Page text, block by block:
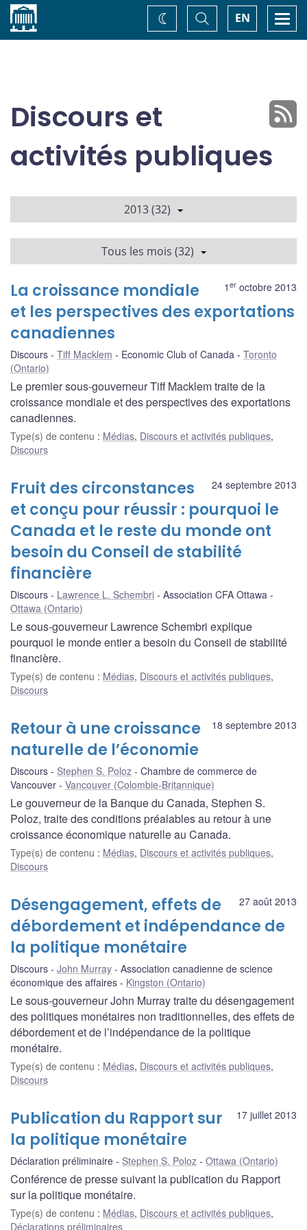
Accueil EN
Basculer
la
recherche
Changez
de
Discours et
activités publiques
2013 (32)
Tous les mois (32)
1 er octobre 2013
La croissance mondiale
et les perspectives des exportations
canadiennes
Discours Tiff Macklem Economic Club of Canada
Toronto
(Ontario)
Le premier sous-gouverneur Tiff Macklem traite de la
croissance mondiale et des perspectives des exportations
canadiennes.
Type(s) de contenu : Médias, Discours et activités publiques,
Discours
24 septembre 2013
Fruit des circonstances
et conçu pour réussir : pourquoi le
Canada et le reste du monde ont
besoin du Conseil de stabilité
financière
Discours Lawrence L. Schembri
Association CFA Ottawa
Ottawa (Ontario)
Le sous-gouverneur Lawrence Schembri explique
pourquoi le monde entier a besoin du Conseil de stabilité
financière.
Type(s) de contenu : Médias, Discours et activités publiques,
Discours
18 septembre 2013
Retour à une croissance
naturelle de l’économie
Discours Stephen S. Poloz
Chambre de commerce de
Vancouver
Vancouver (Colombie-Britannique)
Le gouverneur de la Banque du Canada, Stephen S.
Poloz, traite des conditions préalables au retour à une
croissance économique naturelle au Canada.
Type(s) de contenu : Médias, Discours et activités publiques,
Discours
27 août 2013
Désengagement, effets de
débordement et indépendance de
la politique monétaire
Discours John Murray
Association canadienne de science
économique des affaires
Kingston (Ontario)
Le sous-gouverneur John Murray traite du désengagement
des politiques monétaires non traditionnelles, des effets de
débordement et de l’indépendance de la politique
monétaire.
Type(s) de contenu : Médias, Discours et activités publiques,
Discours
17 juillet 2013
Publication du Rapport sur
la politique monétaire
Déclaration préliminaire Stephen S. Poloz Ottawa (Ontario)
Conférence de presse suivant la publication du Rapport
sur la politique monétaire.
Type(s) de contenu : Médias, Discours et activités publiques,
Déclarations préliminaires